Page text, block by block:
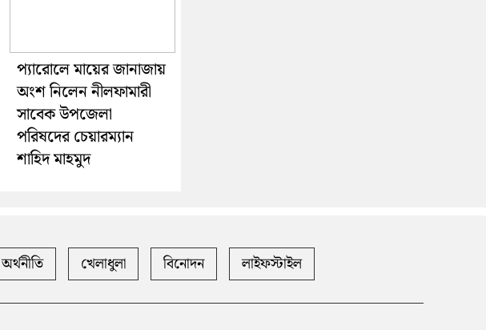
প্যারোলে মায়ের জানাজায়
অংশ নিলেন নীলফামারী
সাবেক উপজেলা
পরিষদের চেয়ারম্যান
শাহিদ মাহমুদ
অর্থনীতি খেলাধুলা বিনোদন লাইফস্টাইল